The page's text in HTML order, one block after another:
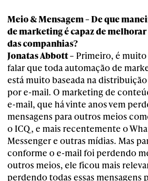
Meio & Mensagem – De que
de marketing é capaz de
das companhias?
Jonatas Abbott – Primeiro, é
falar que toda automação de
está muito baseada na
por e-mail. O marketing de
e-mail, que há vinte anos vem
mensagens para outros meios
o ICQ, e mais recentemente o
Messenger e outras mídias. Mas
conforme o e-mail foi perdendo
outros meios, ele ficou mais
perdendo todas essas mensagens